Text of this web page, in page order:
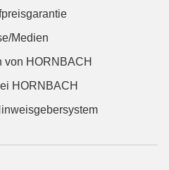
Medien
von HORNBACH
HORNBACH